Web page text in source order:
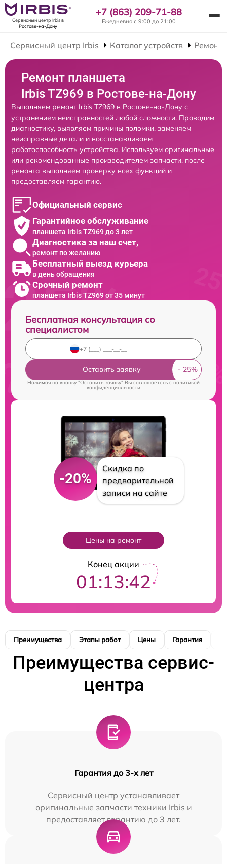
Сервисный центр Irbisв
Ростове-на-Дону
+7 (863) 209-71-88
Ежедневно с 9:00 до 21:00
Сервисный центр Irbis Каталог устройств Ремонт
Ремонт планшета
Irbis TZ969 в Ростове-на-Дону
Выполняем ремонт Irbis TZ969 в Ростове-на-Дону с
устранением неисправностей любой сложности. Проводим
диагностику, выявляем причины поломки, заменяем
неисправные детали и восстанавливаем
работоспособность устройства. Используем оригинальные
или рекомендованные производителем запчасти, после
ремонта выполняем проверку всех функций и
предоставляем гарантию.
Официальный сервис
Гарантийное обслуживание
планшета Irbis TZ969 до 3 лет
Диагностика за наш счет,
ремонт по желанию
Бесплатный выезд курьера
в день обращения
Срочный ремонт
планшета Irbis TZ969 от 35 минут
Бесплатная консультация со
специалистом
Оставить заявку
Нажимая на кнопку "Оставить заявку" Вы соглашаетесь c политикой
конфиденциальности
-20%
Скидка по
предварительной
записи на сайте
Цены на ремонт
Конец акции
01:13:41
Преимущества Этапы работ Цены Гарантия
Преимущества сервис-
центра
Гарантия до 3-х лет
Сервисный центр устанавливает
оригинальные запчасти техники Irbis и
предоставляет гарантию до 3 лет.